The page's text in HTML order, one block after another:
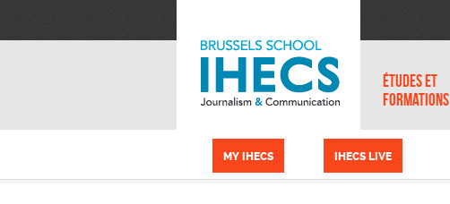
ÉTUDES ET
FORMATIONS
MY IHECS IHECS LIVE